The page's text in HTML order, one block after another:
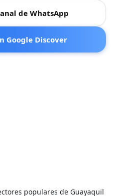
de WhatsApp
Google Discover
populares de Guayaquil